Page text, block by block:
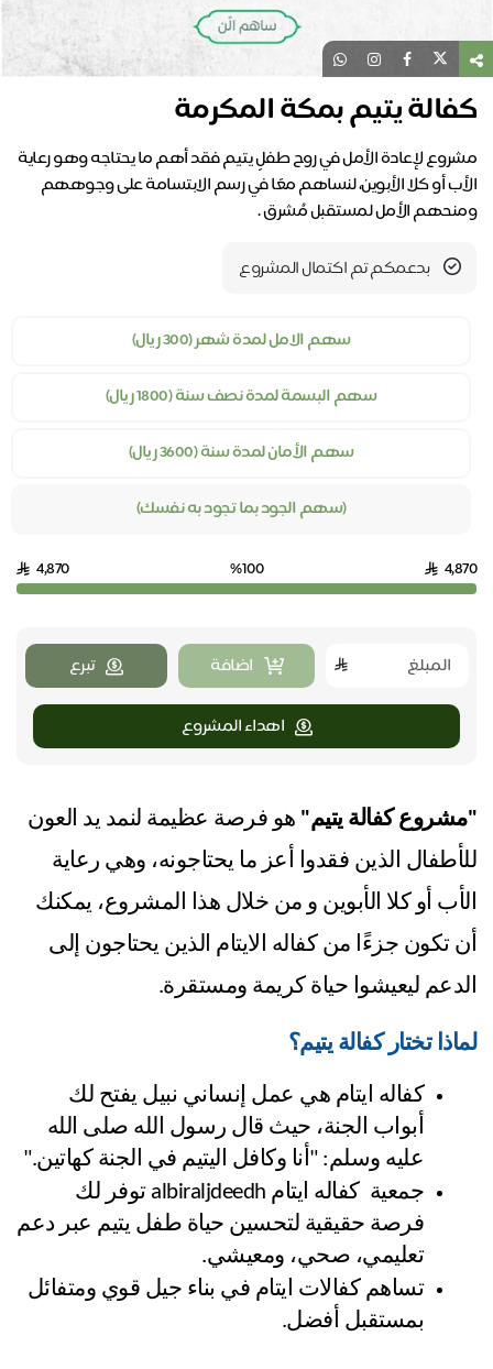
كفالة يتيم بمكة المكرمة
مشروع لإعادة الأمل في روح طفلٍ يتيم فقد أهم ما يحتاجه وهو رعاية
الأب أو كلا الأبوين، لنساهم معًا في رسم الابتسامة على وجوههم
ومنحهم الأمل لمستقبل مُشرق .
بدعمكم تم اكتمال المشروع
سهم الامل لمدة شهر (300 ريال)
سهم البسمة لمدة نصف سنة (1800 ريال)
سهم الأمان لمدة سنة (3600 ريال)
(سهم الجود بما تجود به نفسك)
4,870
%100
4,870
اضافة تبرع
اهداء المشروع
"مشروع كفالة يتيم" هو فرصة عظيمة لنمد يد العون
للأطفال الذين فقدوا أعز ما يحتاجونه، وهي رعاية
الأب أو كلا الأبوين و من خلال هذا المشروع، يمكنك
أن تكون جزءًا من كفاله الايتام الذين يحتاجون إلى
الدعم ليعيشوا حياة كريمة ومستقرة.
لماذا تختار كفالة يتيم؟
عليه وسلم: "أنا وكافل اليتيم في الجنة كهاتين."
تعليمي، صحي، ومعيشي.
بمستقبل أفضل.